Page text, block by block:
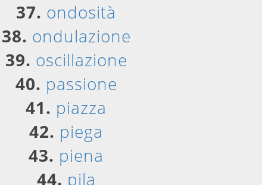
37. ondosità
38. ondulazione
39. oscillazione
40. passione
41. piazza
42. piega
43. piena
44. pila